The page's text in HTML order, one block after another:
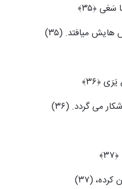
﴿۳۵﴾
می‏افتد. (۳۵)
﴿۳۶﴾
می ‏گردد. (۳۶)
(۳۷)